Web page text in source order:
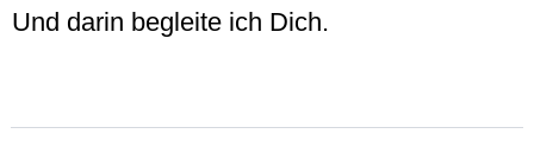
Und darin begleite ich Dich.